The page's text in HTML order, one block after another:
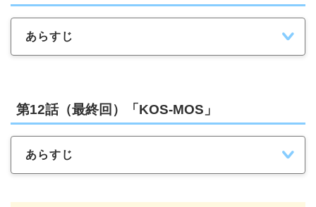
あらすじ
第12話（最終回）「KOS-MOS」
あらすじ